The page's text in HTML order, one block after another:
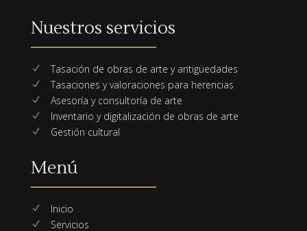
Nuestros servicios
N Tasación de obras de arte y antigüedades
N Tasaciones y valoraciones para herencias
N Asesoría y consultoría de arte
N Inventario y digitalización de obras de arte
N Gestión cultural
Menú
N Inicio
N Servicios